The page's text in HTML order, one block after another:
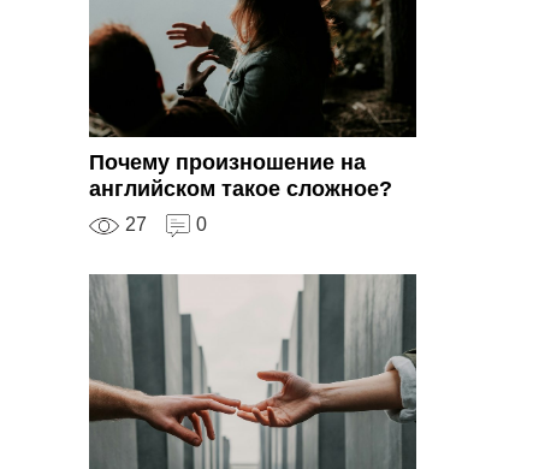
Почему произношение на
английском такое сложное?
27 0